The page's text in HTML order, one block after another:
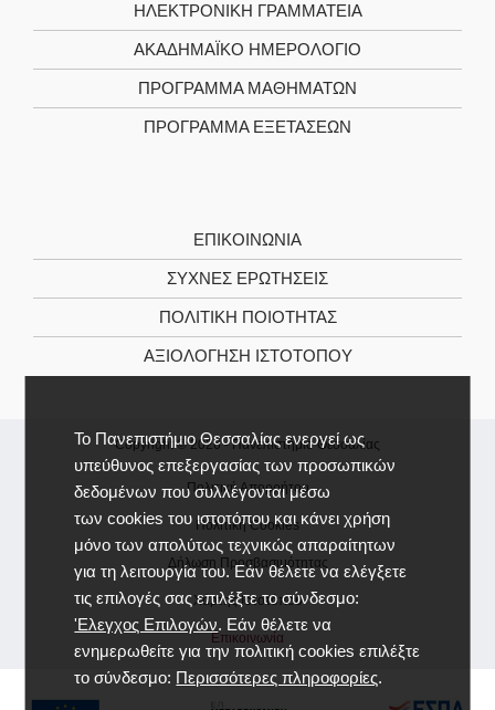
Το Πανεπιστήμιο Θεσσαλίας ενεργεί ως
υπεύθυνος επεξεργασίας των προσωπικών
δεδομένων που συλλέγονται μέσω
των cookies του ιστοτόπου και κάνει χρήση
μόνο των απολύτως τεχνικώς απαραίτητων
για τη λειτουργία του. Εάν θέλετε να ελέγξετε
τις επιλογές σας επιλέξτε το σύνδεσμο:
'Ελεγχος Επιλογών. Εάν θέλετε να
ενημερωθείτε για την πολιτική cookies επιλέξτε
το σύνδεσμο: Περισσότερες πληροφορίες.
ΗΛΕΚΤΡΟΝΙΚΉ ΓΡΑΜΜΑΤΕΊΑ
ΑΚΑΔΗΜΑΪΚΌ ΗΜΕΡΟΛΌΓΙΟ
ΠΡΌΓΡΑΜΜΑ ΜΑΘΗΜΆΤΩΝ
ΠΡΌΓΡΑΜΜΑ ΕΞΕΤΆΣΕΩΝ
ΕΠΙΚΟΙΝΩΝΊΑ
ΣΥΧΝΕΣ ΕΡΩΤΗΣΕΙΣ
ΠΟΛΙΤΙΚΉ ΠΟΙΌΤΗΤΑΣ
ΑΞΙΟΛΌΓΗΣΗ ΙΣΤΌΤΟΠΟΥ
Copyright © 2026 -Πανεπιστήμιο Θεσσαλίας
Πολιτική Απορρήτου
Πολιτική Cookies
Δήλωση Προσβασιμότητας
Χάρτης Ιστοτόπου
Επικοινωνία